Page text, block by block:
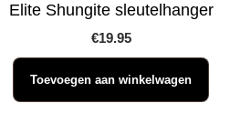
Elite Shungite sleutelhanger
€19.95
Toevoegen aan winkelwagen